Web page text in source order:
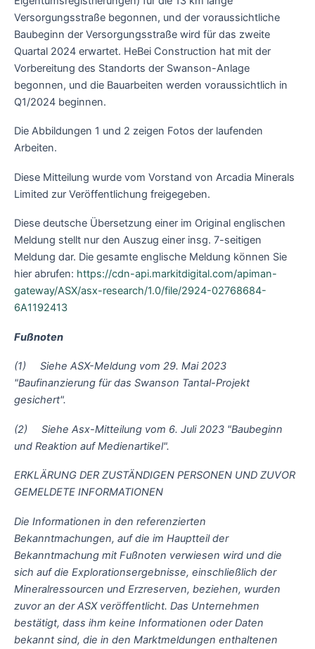
Versorgungsstraße begonnen, und der voraussichtliche
Baubeginn der Versorgungsstraße wird für das zweite
Quartal 2024 erwartet. HeBei Construction hat mit der
Vorbereitung des Standorts der Swanson-Anlage
begonnen, und die Bauarbeiten werden voraussichtlich in
Q1/2024 beginnen.
Die Abbildungen 1 und 2 zeigen Fotos der laufenden
Arbeiten.
Diese Mitteilung wurde vom Vorstand von Arcadia Minerals
Limited zur Veröffentlichung freigegeben.
Diese deutsche Übersetzung einer im Original englischen
Meldung stellt nur den Auszug einer insg. 7-seitigen
Meldung dar. Die gesamte englische Meldung können Sie
hier abrufen: https://cdn-api.markitdigital.com/apiman-
gateway/ASX/asx-research/1.0/file/2924-02768684-
6A1192413
Fußnoten
(1) Siehe ASX-Meldung vom 29. Mai 2023
"Baufinanzierung für das Swanson Tantal-Projekt
gesichert".
(2) Siehe Asx-Mitteilung vom 6. Juli 2023 "Baubeginn
und Reaktion auf Medienartikel".
ERKLÄRUNG DER ZUSTÄNDIGEN PERSONEN UND ZUVOR
GEMELDETE INFORMATIONEN
Die Informationen in den referenzierten
Bekanntmachungen, auf die im Hauptteil der
Bekanntmachung mit Fußnoten verwiesen wird und die
sich auf die Explorationsergebnisse, einschließlich der
Mineralressourcen und Erzreserven, beziehen, wurden
zuvor an der ASX veröffentlicht. Das Unternehmen
bestätigt, dass ihm keine Informationen oder Daten
bekannt sind, die in den Marktmeldungen enthaltenen